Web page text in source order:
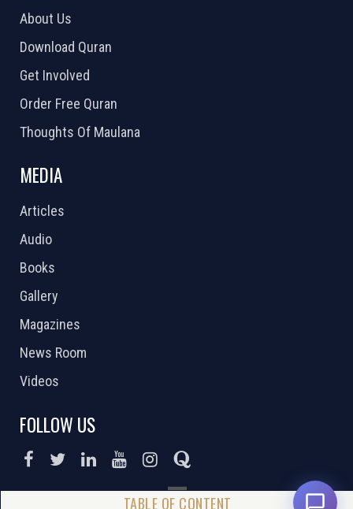
About Us
Download Quran
Get Involved
Order Free Quran
Thoughts Of Maulana
MEDIA
Articles
Audio
Books
Gallery
Magazines
News Room
Videos
FOLLOW US